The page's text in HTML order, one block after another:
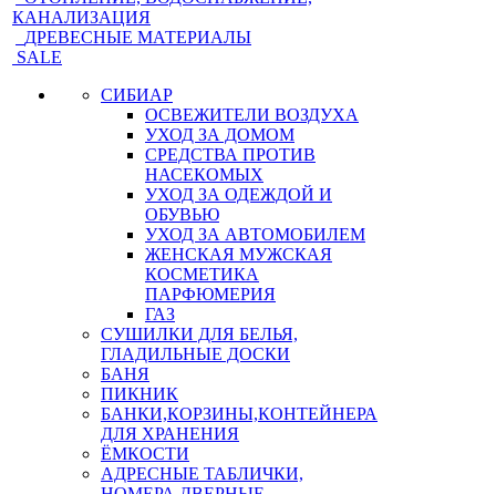
КАНАЛИЗАЦИЯ
ДРЕВЕСНЫЕ МАТЕРИАЛЫ
SALE
СИБИАР
ОСВЕЖИТЕЛИ ВОЗДУХА
УХОД ЗА ДОМОМ
СРЕДСТВА ПРОТИВ
НАСЕКОМЫХ
УХОД ЗА ОДЕЖДОЙ И
ОБУВЬЮ
УХОД ЗА АВТОМОБИЛЕМ
ЖЕНСКАЯ МУЖСКАЯ
КОСМЕТИКА
ПАРФЮМЕРИЯ
ГАЗ
СУШИЛКИ ДЛЯ БЕЛЬЯ,
ГЛАДИЛЬНЫЕ ДОСКИ
БАНЯ
ПИКНИК
БАНКИ,КОРЗИНЫ,КОНТЕЙНЕРА
ДЛЯ ХРАНЕНИЯ
ЁМКОСТИ
АДРЕСНЫЕ ТАБЛИЧКИ,